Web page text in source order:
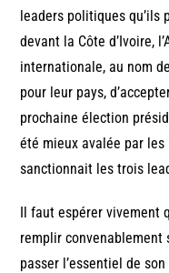
leaders politiques qu’ils
devant la Côte d’Ivoire,
internationale, au nom
pour leur pays,
prochaine élection
été mieux avalée par
sanctionnait les trois
Il faut espérer vivement
remplir convenablement
passer l’essentiel de